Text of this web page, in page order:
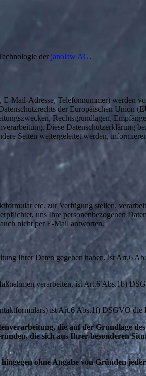
der janolaw AG.
Mail-Adresse, Telefonnummer) werden
der Europäischen Union
Rechtsgrundlagen,
Diese Datenschutzerklärung
Seiten weitergeleitet werden,
etc. zur Verfügung stellen,
uns Ihre personenbezogenen
nicht per E-Mail antworten.
Ihrer Daten gegeben haben, ist Art.6
verarbeiten, ist Art.6 Abs.1b)
ist Art.6 Abs.1f) DSGVO die
die auf der Grundlage
die sich aus Ihrer besonderen
ohne Angabe von Gründen